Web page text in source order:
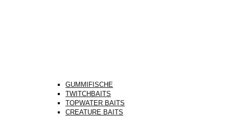
GUMMIFISCHE
TWITCHBAITS
TOPWATER BAITS
CREATURE BAITS